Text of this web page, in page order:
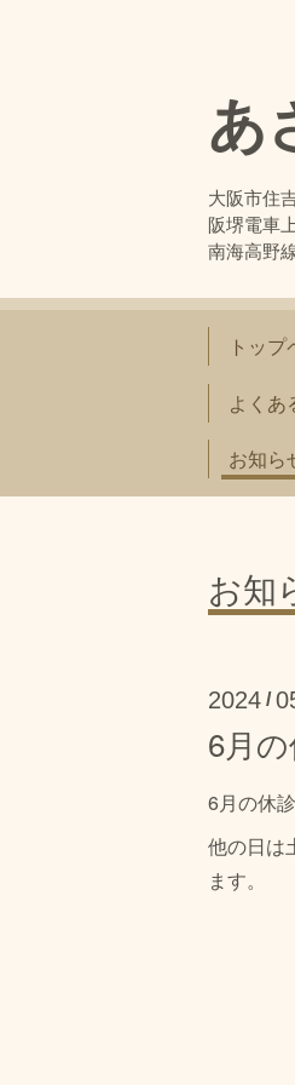
あ
大阪市住
阪堺電車
南海高野
トッ
よくあ
お知ら
お知
2024 /
6月
6月の休
他の日は
ます。